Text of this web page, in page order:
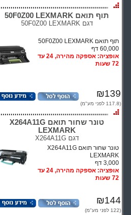
תוף תואם 50F0Z00 LEXMARK
דגם50F0Z00 LEXMARK
תוף תואם 50F0Z00 LEXMARK
60,000 דף
אופציה: אספקה מהירה, 24 עד
72 שעות
₪139
(117.8 לפני מע"מ)
טונר שחור תואם X264A11G
LEXMARK
דגםX264A11G
טונר שחור תואם X264A11G
LEXMARK
3,000 דף
אופציה: אספקה מהירה, 24 עד
72 שעות
₪144
(122 לפני מע"מ)